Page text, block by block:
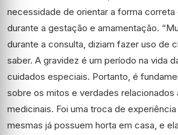
necessidade de orientar a forma correta
durante a gestação e amamentação.
durante a consulta, diziam fazer uso de
saber. A gravidez é um período na vida
cuidados especiais. Portanto, é
sobre os mitos e verdades relacionados
medicinais. Foi uma troca de
mesmas já possuem horta em casa, e